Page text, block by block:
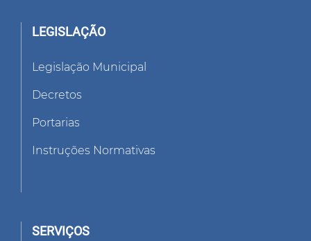
LEGISLAÇÃO
Legislação Municipal
Decretos
Portarias
Instruções Normativas
SERVIÇOS